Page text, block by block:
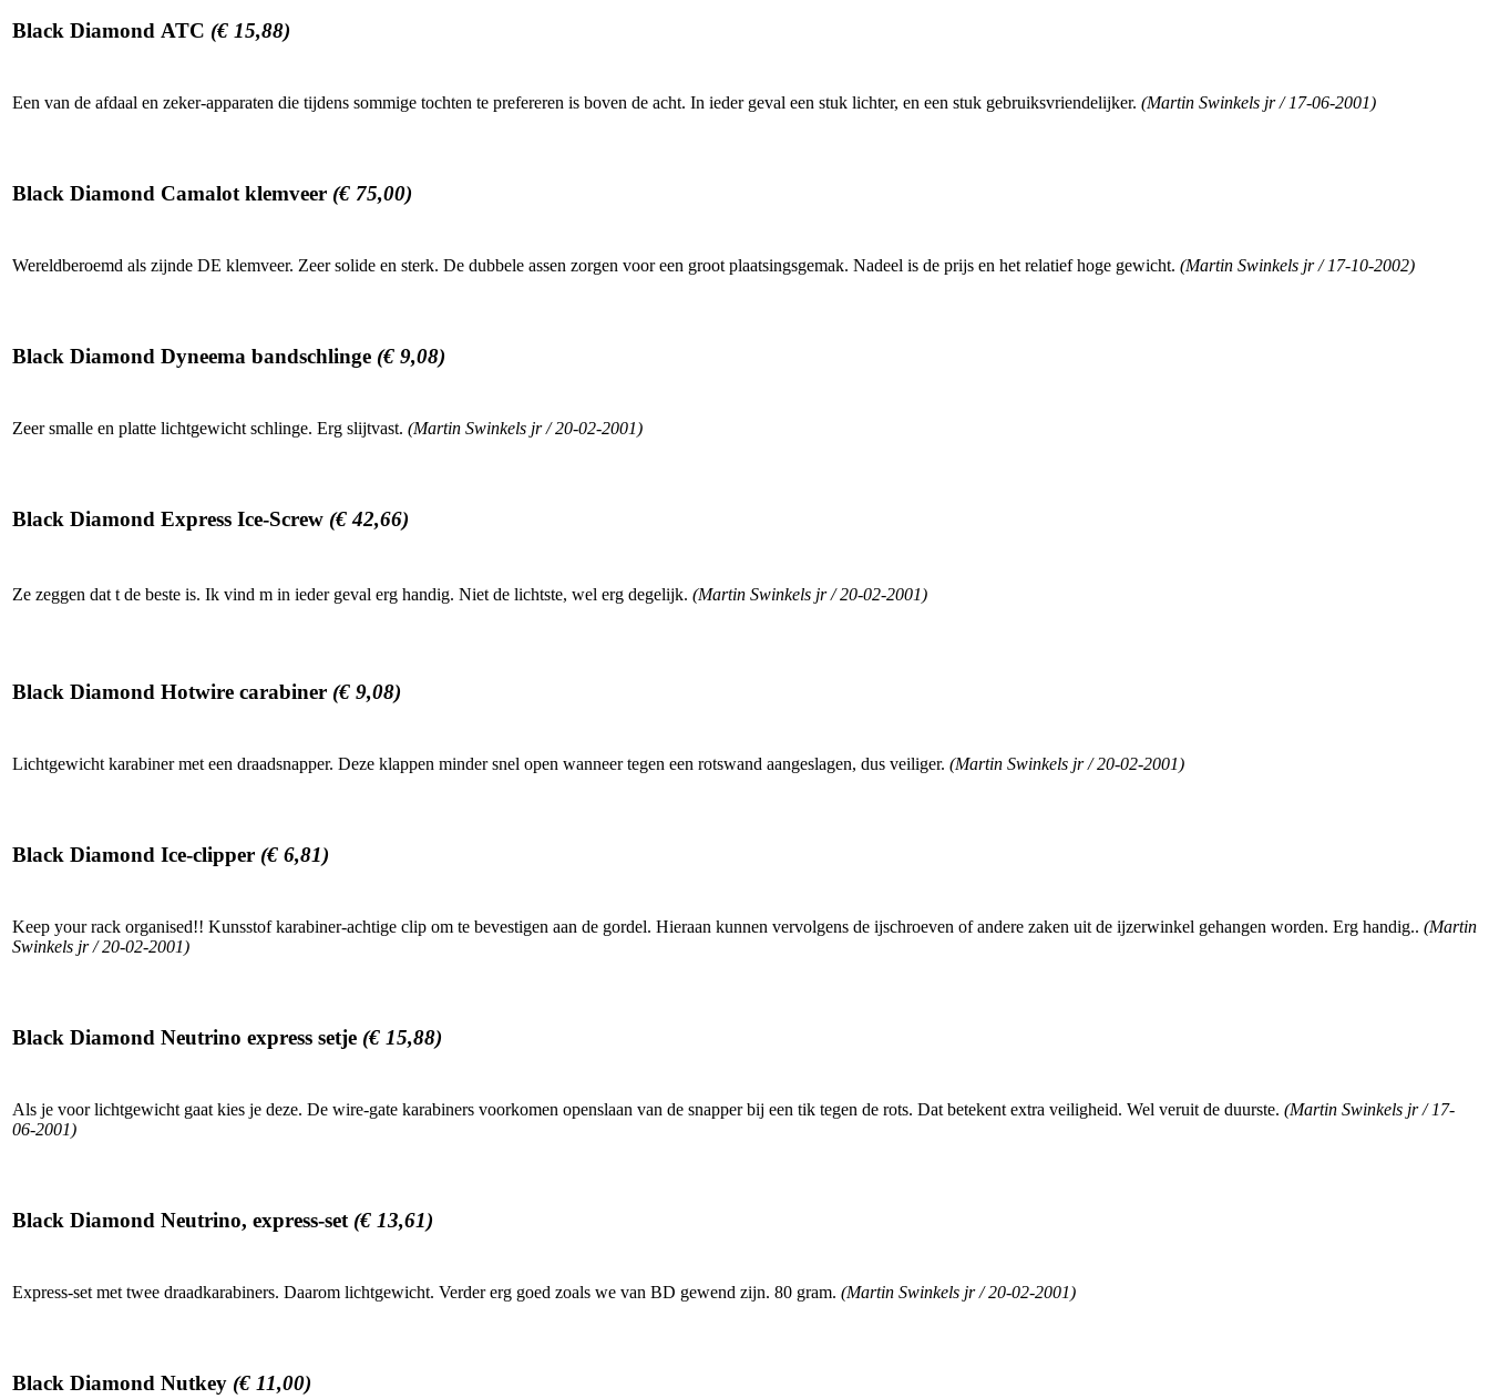
Black Diamond ATC (€ 15,88)
Een van de afdaal en zeker-apparaten die tijdens sommige tochten te prefereren is boven de acht. In ieder geval een stuk lichter, en een stuk gebruiksvriendelijker. (Martin Swinkels jr / 17-06-2001)
Black Diamond Camalot klemveer (€ 75,00)
Wereldberoemd als zijnde DE klemveer. Zeer solide en sterk. De dubbele assen zorgen voor een groot plaatsingsgemak. Nadeel is de prijs en het relatief hoge gewicht. (Martin Swinkels jr / 17-10-2002)
Black Diamond Dyneema bandschlinge (€ 9,08)
Zeer smalle en platte lichtgewicht schlinge. Erg slijtvast. (Martin Swinkels jr / 20-02-2001)
Black Diamond Express Ice-Screw (€ 42,66)
Ze zeggen dat t de beste is. Ik vind m in ieder geval erg handig. Niet de lichtste, wel erg degelijk. (Martin Swinkels jr / 20-02-2001)
Black Diamond Hotwire carabiner (€ 9,08)
Lichtgewicht karabiner met een draadsnapper. Deze klappen minder snel open wanneer tegen een rotswand aangeslagen, dus veiliger. (Martin Swinkels jr / 20-02-2001)
Black Diamond Ice-clipper (€ 6,81)
Keep your rack organised!! Kunsstof karabiner-achtige clip om te bevestigen aan de gordel. Hieraan kunnen vervolgens de ijschroeven of andere zaken uit de ijzerwinkel gehangen worden. Erg handig.. (Martin
Swinkels jr / 20-02-2001)
Black Diamond Neutrino express setje (€ 15,88)
Als je voor lichtgewicht gaat kies je deze. De wire-gate karabiners voorkomen openslaan van de snapper bij een tik tegen de rots. Dat betekent extra veiligheid. Wel veruit de duurste. (Martin Swinkels jr / 17-
06-2001)
Black Diamond Neutrino, express-set (€ 13,61)
Express-set met twee draadkarabiners. Daarom lichtgewicht. Verder erg goed zoals we van BD gewend zijn. 80 gram. (Martin Swinkels jr / 20-02-2001)
Black Diamond Nutkey (€ 11,00)